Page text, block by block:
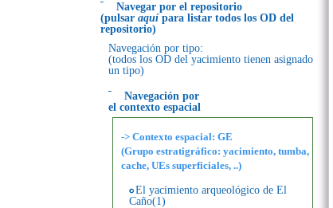
Navegar por el repositorio
(pulsar aquí para listar todos los OD del
repositorio)
Navegación por tipo:
(todos los OD del yacimiento tienen asignado
un tipo)
Navegación por
el contexto espacial
-> Contexto espacial: GE
(Grupo estratigráfico: yacimiento, tumba,
cache, UEs superficiales, ..)
El yacimiento arqueológico de El
Caño(1)